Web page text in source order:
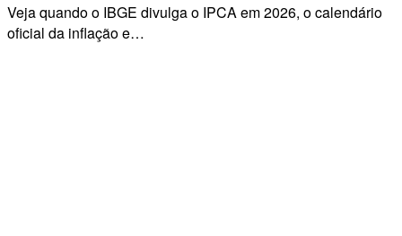
Veja quando o IBGE divulga o IPCA em 2026, o calendário
oficial da inflação e…